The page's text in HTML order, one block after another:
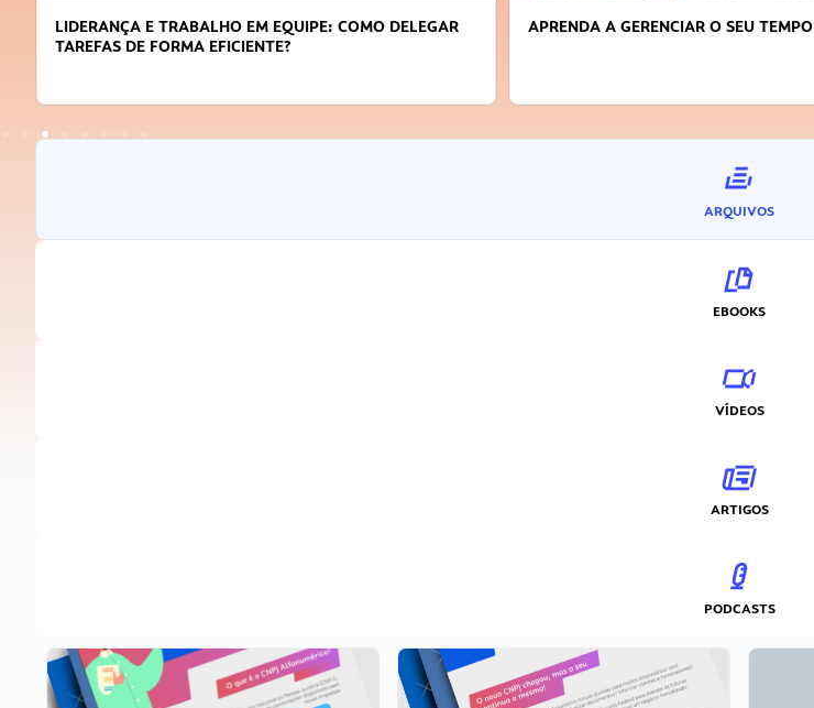
LIDERANÇA E TRABALHO EM EQUIPE: COMO DELEGAR
TAREFAS DE FORMA EFICIENTE?
APRENDA A GERENCIAR O SEU TEMPO
ARQUIVOS
EBOOKS
VÍDEOS
ARTIGOS
PODCASTS